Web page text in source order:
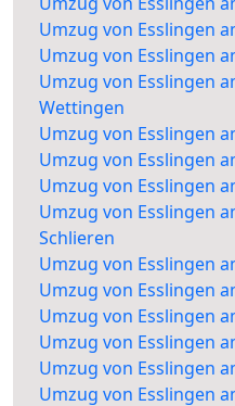
Umzug von Esslingen
Umzug von Esslingen
Umzug von Esslingen
Wettingen
Umzug von Esslingen
Umzug von Esslingen
Umzug von Esslingen
Umzug von Esslingen
Schlieren
Umzug von Esslingen
Umzug von Esslingen
Umzug von Esslingen
Umzug von Esslingen
Umzug von Esslingen
Umzug von Esslingen